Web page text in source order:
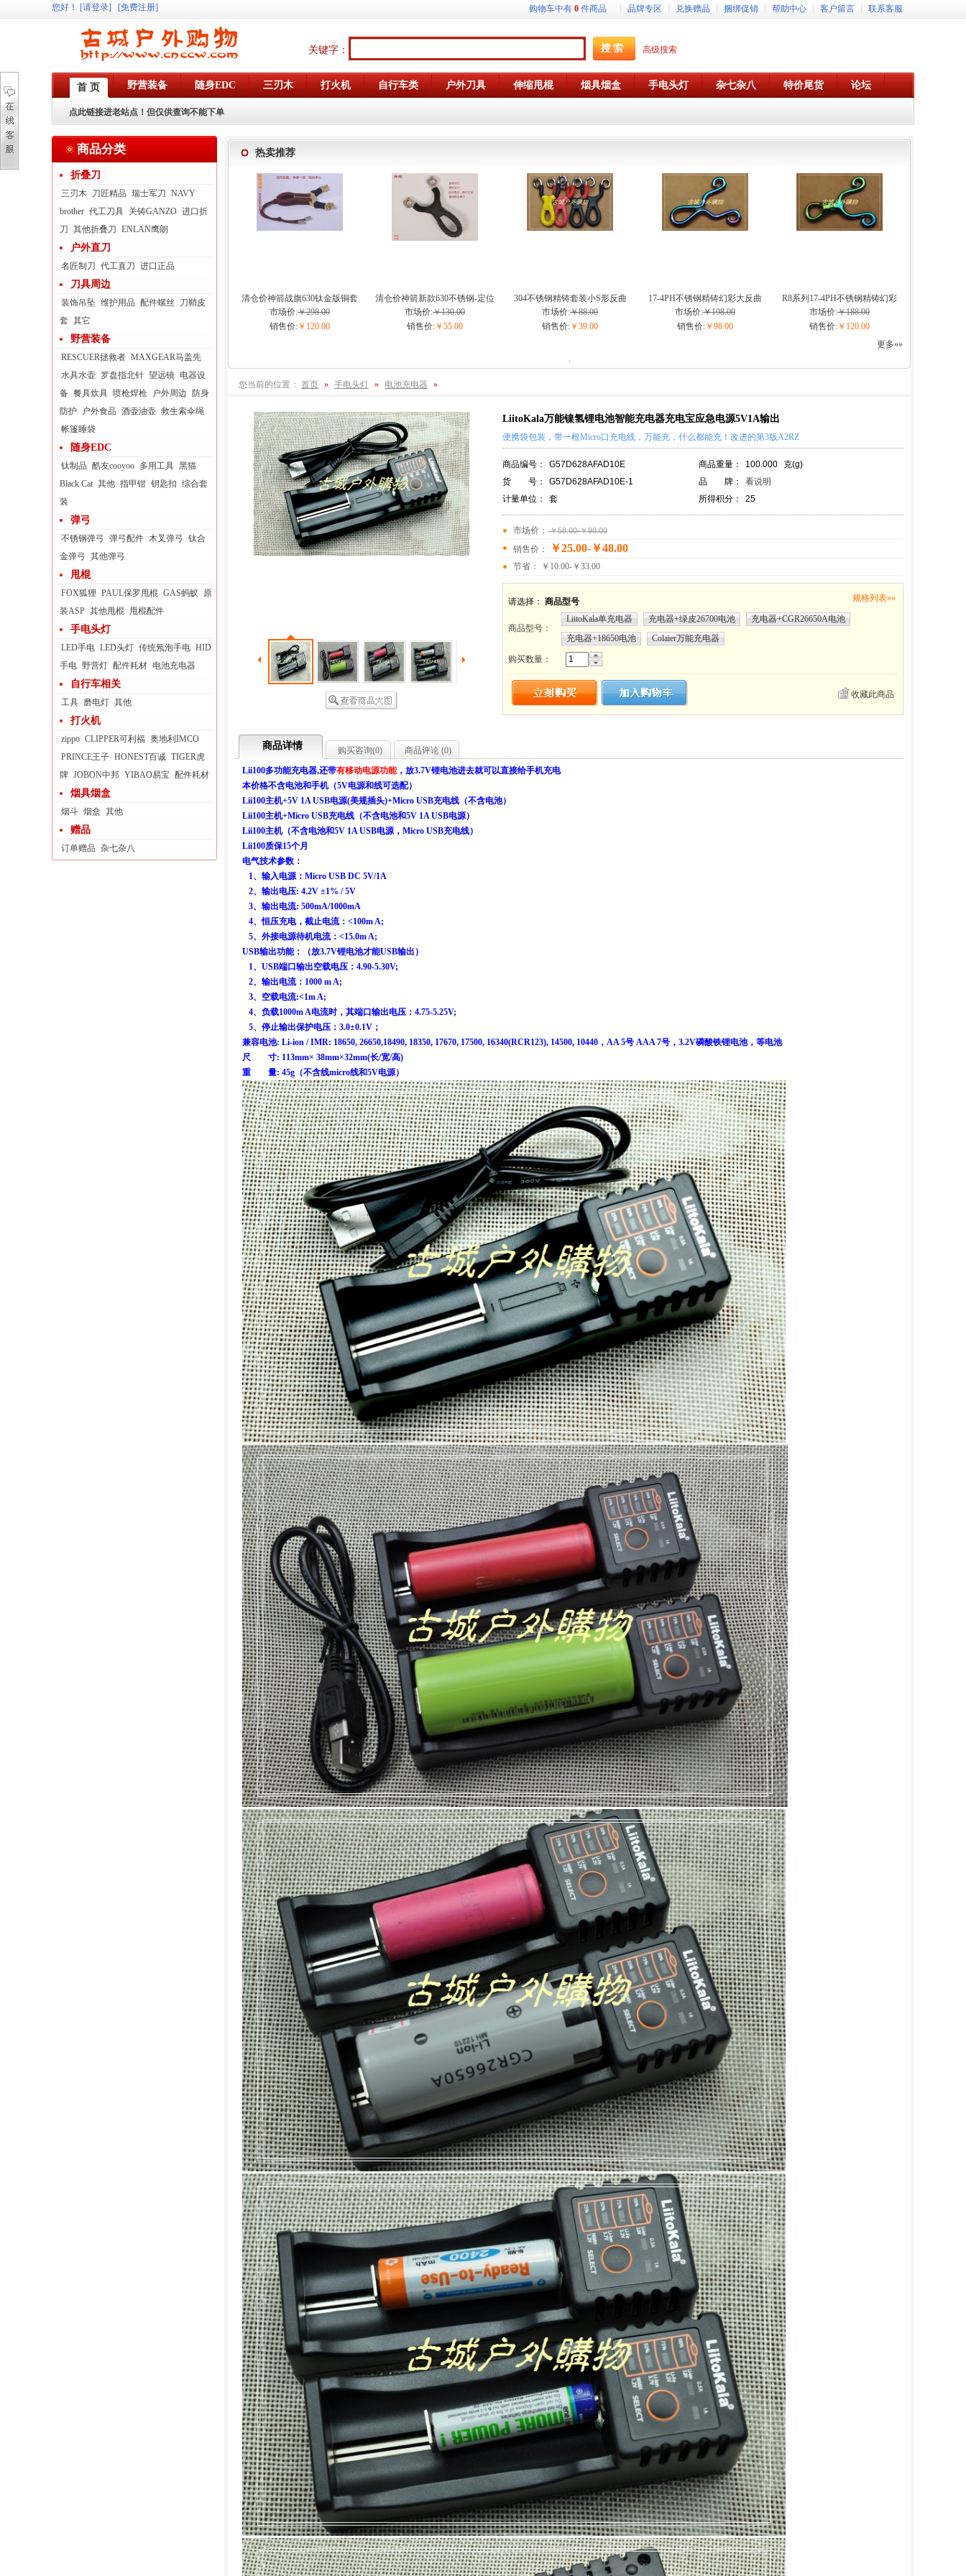
您好 ！ [请登录] [免费注册] 购物车中有 0 件商品 品牌专区 兑换赠品 捆绑促销 帮助中心 客户留言 联系客服
关键字： 高级搜索
首 页 野营装备 随身EDC 三刃木 打火机 自行车类 户外刀具 伸缩甩棍 烟具烟盒 手电头灯 杂七杂八 特价尾货 论坛
点此链接进老站点！但仅供查询不能下单
商品分类
折叠刀
三刃木 刀匠精品 瑞士军刀 NAVY
brother 代工刀具 关铸GANZO 进口折
刀 其他折叠刀 ENLAN鹰朗
户外直刀
名匠制刀 代工直刀 进口正品
刀具周边
装饰吊坠 维护用品 配件螺丝
刀鞘皮
套 其它
野营装备
RESCUER拯救者 MAXGEAR马盖先
水具水壶 罗盘指北针 望远镜 电器设
备 餐具炊具 喷枪焊枪 户外周边
防身
防护
户外食品 酒壶油壶 救生索伞绳
帐篷睡袋
随身EDC
钛制品 酷友cooyoo 多用工具 黑猫
Black Cat 其他 指甲钳 钥匙扣 综合套
装
弹弓
不锈钢弹弓 弹弓配件 木叉弹弓
钛合
金弹弓
其他弹弓
甩棍
FOX狐狸 PAUL保罗甩棍 GAS蚂蚁
原
装ASP 其他甩棍 甩棍配件
手电头灯
LED手电 LED头灯 传统氖泡手电 HID
手电 野营灯 配件耗材 电池充电器
自行车相关
工具 磨电灯 其他
打火机
zippo CLIPPER可利福 奥地利IMCO
PRINCE王子 HONEST百诚 TIGER虎
牌 JOBON中邦 YIBAO易宝 配件耗材
烟具烟盒
烟斗 烟盒 其他
赠品
订单赠品 杂七杂八
热卖推荐
清仓价神箭战旗630钛金版铜套
弓眼反曲球卡六股弹弓
市场价:￥298.00
销售价: ￥120.00
清仓价神箭新款630不锈钢-定位
槽玲珑弹弓
市场价:￥130.00
销售价: ￥55.00
304不锈钢精铸套装小S形反曲
弹弓
市场价:￥88.00
销售价: ￥39.00
17-4PH不锈钢精铸幻彩大反曲
弹弓
市场价:￥198.00
销售价:￥98.00
R8系列17-4PH不锈钢精铸幻彩
弹弓
市场价:￥188.00
销售价:￥120.00
更多»»
.
您当前的位置： 首页 » 手电头灯 » 电池充电器 »
LiitoKala万能镍氢锂电池智能充电器充电宝应急电源5V1A输出
便携袋包装，带一根Micro口充电线，万能充，什么都能充！改进的第3版A2RZ
商品编号： G57D628AFAD10E 商品重量： 100.000 克(g)
货 号：
G57D628AFAD10E-1 品 牌：
看说明
计量单位：
套 所得积分： 25
市场价： ￥58.00-￥98.00
销售价： ￥25.00-￥48.00
节省： ￥10.00-￥33.00
请选择： 商品型号 规格列表»»
商品型号 ：
LiitoKala单充电器 充电器+绿皮26700电池
充电器+CGR26650A电池
充电器+18650电池
Colaier万能充电器
购买数量：
收藏此商品
商品详情 购买咨询(0) 商品评论 (0)
Lii100多功能充电器,还带有移动电源功能，放3.7V锂电池进去就可以直接给手机充电
本价格不含电池和手机（5V电源和线可选配）
Lii100主机+5V 1A USB电源(美规插头)+Micro USB充电线（不含电池）
Lii100主机+Micro USB充电线（不含电池和5V 1A USB电源）
Lii100主机（不含电池和5V 1A USB电源，Micro USB充电线）
Lii100质保15个月
电气技术参数：
1、输入电源：Micro USB DC 5V/1A
2、输出电压: 4.2V ±1% / 5V
3、输出电流: 500mA/1000mA
4、恒压充电，截止电流：<100m A;
5、外接电源待机电流：<15.0m A;
USB输出功能：（放3.7V锂电池才能USB输出）
1、USB端口输出空载电压：4.90-5.30V;
2、输出电流：1000 m A;
3、空载电流:<1m A;
4、负载1000m A电流时，其端口输出电压：4.75-5.25V;
5、停止输出保护电压：3.0±0.1V；
兼容电池: Li-ion / IMR: 18650, 26650,18490, 18350, 17670, 17500, 16340(RCR123), 14500, 10440，AA 5号 AAA 7号，3.2V磷酸铁锂电池，等电池
尺 寸: 113mm× 38mm×32mm(长/宽/高)
重 量: 45g（不含线micro线和5V电源）